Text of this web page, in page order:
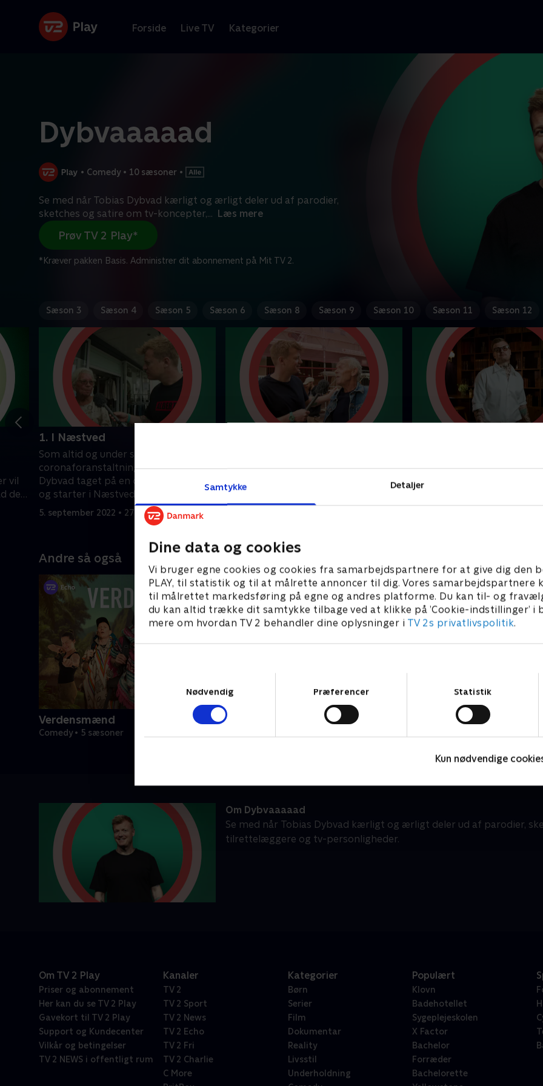
Samtykke Detaljer
Dine data og cookies
Vi bruger egne cookies og cookies fra samarbejdspartnere for at give dig den
PLAY, til statistik og til at målrette annoncer til dig. Vores samarbejdspartnere
til målrettet markedsføring på egne og andres platforme. Du kan til- og
du kan altid trække dit samtykke tilbage ved at klikke på ’Cookie-indstillinger’ i
mere om hvordan TV 2 behandler dine oplysninger i TV 2s privatlivspolitik.
Nødvendig
Præferencer Statistik
Kun nødvendige
Forside Live TV Kategorier
Dybvaaaaad
• Comedy • 10 sæsoner •
Se med når Tobias Dybvad kærligt og ærligt deler ud af parodier,
sketches og satire om tv-koncepter,... Læs mere
Prøv TV 2 Play*
*Kræver pakken Basis. Administrer dit abonnement på Mit TV 2.
Sæson 3 Sæson 4 Sæson 5 Sæson 6 Sæson 8 Sæson 9 Sæson 10 Sæson 11 Sæson 12
vil
der
1. I Næstved
Som altid og under strengeste
coronaforanstaltninger er Tobias
Dybvad taget på en danmarksturne
og starter i Næstved.
5. september 2022 • 27 min
snittet op og ædt råt af Tobias
Dybvad? Redaktionen er igen klar
med de bedste jokes på de mest
tåbelige tv-momenter.
med jokes og parodier på
Andre så også
Verdensmænd
Comedy • 5 sæsoner
Danish Dynamite
Om Dybvaaaaad
Se med når Tobias Dybvad kærligt og ærligt deler ud af parodier,
tilrettelæggere og tv-personligheder.
Om TV 2 Play
Priser og abonnement
Her kan du se TV 2 Play
Gavekort til TV 2 Play
Support og Kundecenter
Vilkår og betingelser
TV 2 NEWS i offentligt rum
Kanaler
TV 2
TV 2 Sport
TV 2 News
TV 2 Echo
TV 2 Fri
TV 2 Charlie
C More
Kategorier
Børn
Serier
Film
Dokumentar
Reality
Livsstil
Underholdning
Populært
Klovn
Badehotellet
Sygeplejeskolen
X Factor
Bachelor
Forræder
Bachelorette